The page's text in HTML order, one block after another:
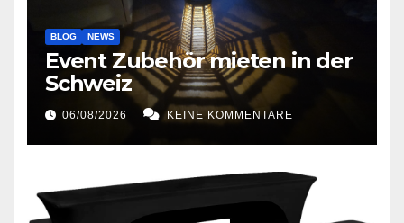
BLOG NEWS
Event Zubehör mieten in der
Schweiz
06/08/2026 KEINE KOMMENTARE